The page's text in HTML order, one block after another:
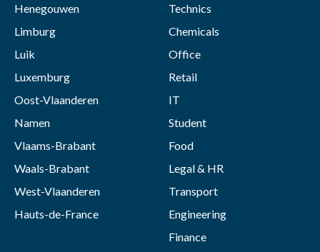
Henegouwen
Limburg
Luik
Luxemburg
Oost-Vlaanderen
Namen
Vlaams-Brabant
Waals-Brabant
West-Vlaanderen
Hauts-de-France
Technics
Chemicals
Office
Retail
IT
Student
Food
Legal & HR
Transport
Engineering
Finance